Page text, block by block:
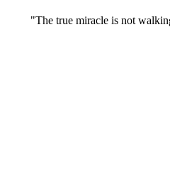
"The true miracle is not